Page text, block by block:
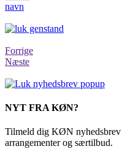
navn
Forrige
Næste
NYT FRA KØN?
Tilmeld dig KØN
arrangementer og særtilbud.